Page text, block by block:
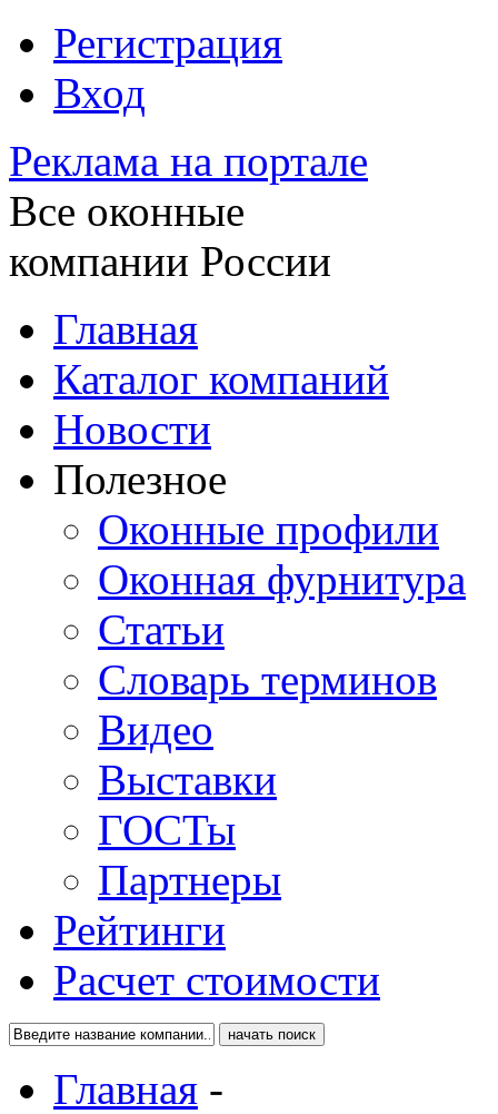
Регистрация
Вход
Реклама на портале
Все оконные
компании России
Главная
Каталог компаний
Новости
Полезное
Оконные профили
Оконная фурнитура
Статьи
Словарь терминов
Видео
Выставки
ГОСТы
Партнеры
Рейтинги
Расчет стоимости
Главная -